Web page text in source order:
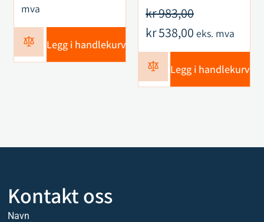
mva
Legg i handlekurv
kr983,00
kr538,00 eks. mva
Legg i handlekurv
Kontakt oss
Navn